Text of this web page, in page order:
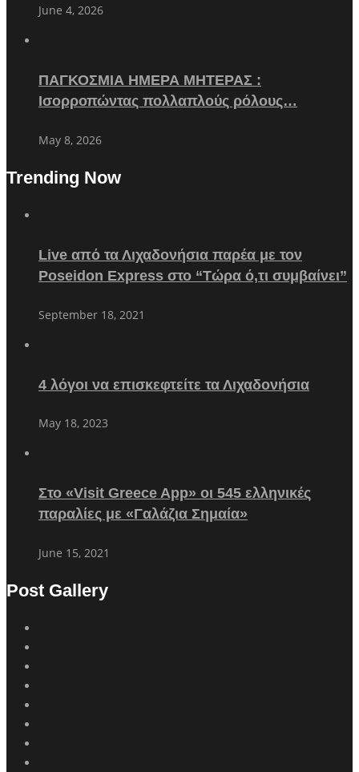
June 4, 2026
ΠΑΓΚΟΣΜΙΑ ΗΜΕΡΑ ΜΗΤΕΡΑΣ :
Ισορροπώντας πολλαπλούς ρόλους…
May 8, 2026
Trending Now
Live από τα Λιχαδονήσια παρέα με τον
Poseidon Express στο “Τώρα ό,τι συμβαίνει”
September 18, 2021
4 λόγοι να επισκεφτείτε τα Λιχαδονήσια
May 18, 2023
Στο «Visit Greece App» οι 545 ελληνικές
παραλίες με «Γαλάζια Σημαία»
June 15, 2021
Post Gallery